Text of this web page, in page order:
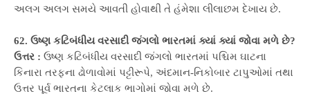
અલગ અલગ સમયે આવતી હોવાથી તે હંમેશા લીલાછમ દેખાય છે.
62. ઉષ્ણ કટિબંધીય વરસાદી જંગલો ભારતમાં ક્યાં ક્યાં જોવા મળે છે?
ઉત્તર : ઉષ્ણ કટિબંધીય વરસાદી જંગલો ભારતમાં પશ્ચિમ ઘાટના
કિનારા તરફના ઢોળાવોમાં પટ્ટીરૂપે, અંદમાન-નિકોબાર ટાપુઓમાં તથા
ઉત્તર પૂર્વ ભારતના કેટલાક ભાગોમાં જોવા મળે છે.